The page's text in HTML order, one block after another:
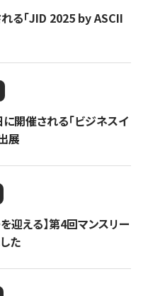
る「JID 2025 by ASCII
開催される「ビジネスイ
展
迎える】​​第4回マンスリー
た